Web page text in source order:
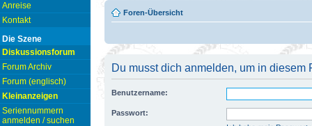
Anreise
Kontakt
Die Szene
Diskussionsforum
Forum Archiv
Forum (englisch)
Kleinanzeigen
Seriennummern
anmelden / suchen
Foren-Übersicht
Du musst dich anmelden, um in diesem
Benutzername:
Passwort: